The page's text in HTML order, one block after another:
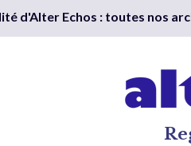
d'Alter Echos : toutes nos